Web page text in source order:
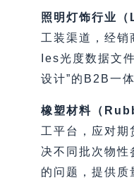
照明灯饰行业
工装渠道，经销
Ies光度数据文
设计”的B2B一
橡塑材料（
工平台，应对期
决不同批次物性
的问题，提供